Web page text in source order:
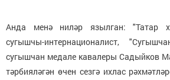
Анда менә ниләр язылган: "Татар
сугышчы-интернационалист,
сугышчан медале кавалеры Садыйков
тәрбияләгән өчен сезгә ихлас